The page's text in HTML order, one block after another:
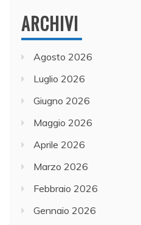
ARCHIVI
Agosto 2026
Luglio 2026
Giugno 2026
Maggio 2026
Aprile 2026
Marzo 2026
Febbraio 2026
Gennaio 2026